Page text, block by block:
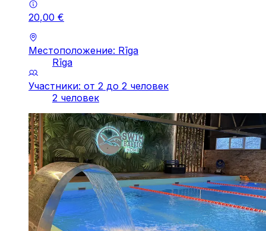
20,00 €
Местоположение: Rīga
Rīga
Участники: от 2 до 2 человек
2 человек